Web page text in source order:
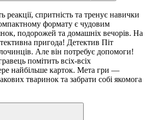
реакції, спритність та тренує навички
формату є чудовим
подорожей та домашніх вечорів. На
пригода! Детектив Піт
Але він потребує допомоги!
помітить всіх-всіх
найбільше карток. Мета гри —
тваринок та забрати собі якомога